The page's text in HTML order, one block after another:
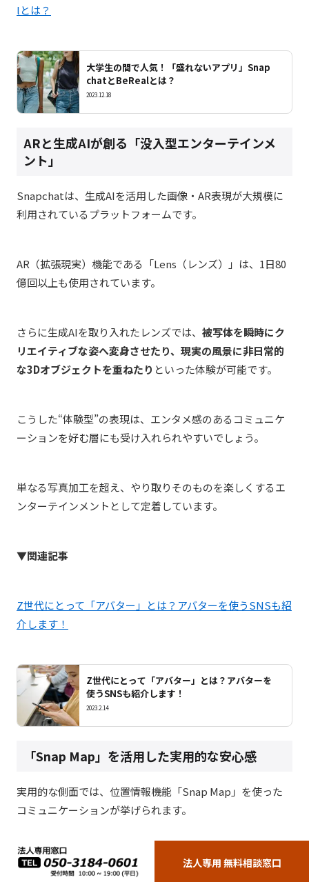
lとは？
大学生の間で人気！「盛れないアプリ」Snap
chatとBeRealとは？
2023.12.18
ARと生成AIが創る「没入型エンターテインメ
ント」
Snapchatは、生成AIを活用した画像・AR表現が大規模に
利用されているプラットフォームです。
AR （拡張現実）機能である「Lens （レンズ）」は、 1日80
億回以上も使用されています。
さらに生成AIを取り入れたレンズでは、 被写体を瞬時にク
リエイティブな姿へ変身させたり、現実の風景に非日常的
な3Dオブジェクトを重ねたり といった体験が可能です。
こうした“体験型”の表現は、エンタメ感のあるコミュニケ
ーションを好む層にも受け入れられやすいでしょう。
単なる写真加工を超え、やり取りそのものを楽しくするエ
ンターテインメントとして定着しています。
▼関連記事
Z世代にとって「アバター」とは？アバターを使うSNSも紹
介します！
Z世代にとって「アバター」とは？アバターを
使うSNSも紹介します！
2023.2.14
「Snap Map」を活用した実用的な安心感
実用的な側面では、位置情報機能「Snap Map 」を使った
コミュニケーションが挙げられます。
例えば、子供が自分の居場所を家族に報告するといった使
い方が普及しています。
法人専用 無料相談窓口